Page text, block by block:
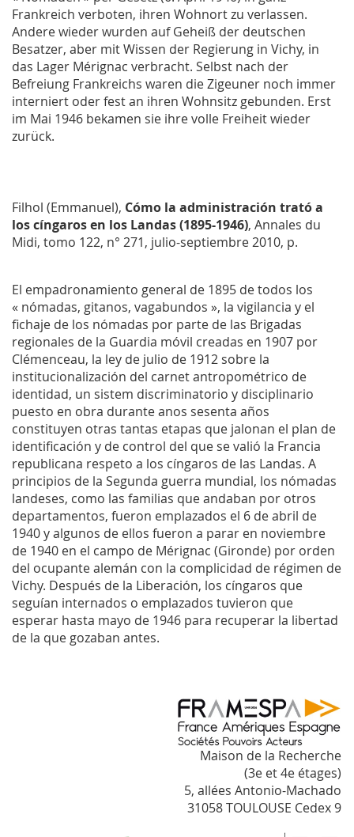
Frankreich verboten, ihren Wohnort zu verlassen.
Andere wieder wurden auf Geheiß der deutschen
Besatzer, aber mit Wissen der Regierung in Vichy, in
das Lager Mérignac verbracht. Selbst nach der
Befreiung Frankreichs waren die Zigeuner noch immer
interniert oder fest an ihren Wohnsitz gebunden. Erst
im Mai 1946 bekamen sie ihre volle Freiheit wieder
zurück.
Filhol (Emmanuel), Cómo la administración trató a
los cíngaros en los Landas (1895-1946), Annales du
Midi, tomo 122, n° 271, julio-septiembre 2010, p.
El empadronamiento general de 1895 de todos los
« nómadas, gitanos, vagabundos », la vigilancia y el
fichaje de los nómadas por parte de las Brigadas
regionales de la Guardia móvil creadas en 1907 por
Clémenceau, la ley de julio de 1912 sobre la
institucionalización del carnet antropométrico de
identidad, un sistem discriminatorio y disciplinario
puesto en obra durante anos sesenta años
constituyen otras tantas etapas que jalonan el plan de
identificación y de control del que se valió la Francia
republicana respeto a los cíngaros de las Landas. A
principios de la Segunda guerra mundial, los nómadas
landeses, como las familias que andaban por otros
departamentos, fueron emplazados el 6 de abril de
1940 y algunos de ellos fueron a parar en noviembre
de 1940 en el campo de Mérignac (Gironde) por orden
del ocupante alemán con la complicidad de régimen de
Vichy. Después de la Liberación, los cíngaros que
seguían internados o emplazados tuvieron que
esperar hasta mayo de 1946 para recuperar la libertad
de la que gozaban antes.
Maison de la Recherche
(3e et 4e étages)
5, allées Antonio-Machado
31058 TOULOUSE Cedex 9